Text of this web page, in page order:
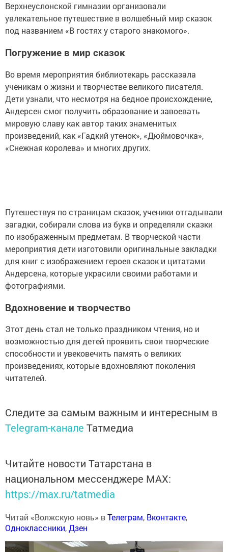
Верхнеуслонской гимназии организовали
увлекательное путешествие в волшебный мир сказок
под названием «В гостях у старого знакомого».
Погружение в мир сказок
Во время мероприятия библиотекарь рассказала
ученикам о жизни и творчестве великого писателя.
Дети узнали, что несмотря на бедное происхождение,
Андерсен смог получить образование и завоевать
мировую славу как автор таких знаменитых
произведений, как «Гадкий утенок», «Дюймовочка»,
«Снежная королева» и многих других.
Путешествуя по страницам сказок, ученики отгадывали
загадки, собирали слова из букв и определяли сказки
по изображенным предметам. В творческой части
мероприятия дети изготовили оригинальные закладки
для книг с изображением героев сказок и цитатами
Андерсена, которые украсили своими работами и
фотографиями.
Вдохновение и творчество
Этот день стал не только праздником чтения, но и
возможностью для детей проявить свои творческие
способности и увековечить память о великих
произведениях, которые вдохновляют поколения
читателей.
Следите за самым важным и интересным в
Telegram-канале Татмедиа
Читайте новости Татарстана в
национальном мессенджере MАХ:
https://max.ru/tatmedia
Читай «Волжскую новь» вТелеграм, Вконтакте,
Одноклассники,Дзен